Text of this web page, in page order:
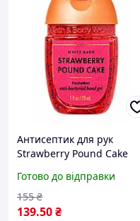
Антисептик для рук
Strawberry Pound Cake
мл
Готово до відправки
139.50₴
155 ₴